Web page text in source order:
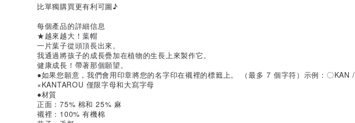
比單獨購買更有利可圖♪
每個產品的詳細信息
★越來越大！葉帽
一片葉子從頭頂長出來。
我通過將孩子的成長疊加在植物的生長上來製作它。
健康成長！帶著那個願望。
●如果您願意，我們會用印章將您的名字印在襯裡的標籤上。 （最多 7 個字符）示例：〇KAN /
×KANTAROU 僅限字母和大寫字母
●材質
正面：75% 棉和 25% 麻
襯裡：100% 有機棉